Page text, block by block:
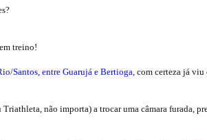
treino!
Santos, entre Guarujá e Bertioga, com certeza já viu
não importa) a trocar uma câmara furada,